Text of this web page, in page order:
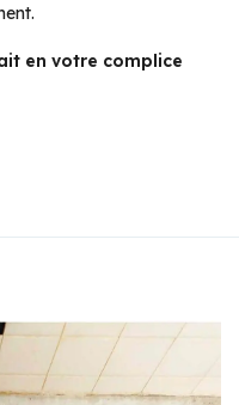
en votre complice